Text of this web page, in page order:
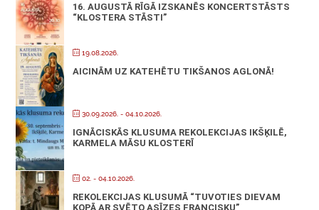
16. AUGUSTĀ RĪGĀ IZSKANĒS KONCERTSTĀSTS
“KLOSTERA STĀSTI”
19.08.2026.
AICINĀM UZ KATEHĒTU TIKŠANOS AGLONĀ!
30.09.2026. - 04.10.2026.
IGNĀCISKĀS KLUSUMA REKOLEKCIJAS IKŠĶILĒ,
KARMELA MĀSU KLOSTERĪ
02. - 04.10.2026.
REKOLEKCIJAS KLUSUMĀ “TUVOTIES DIEVAM
KOPĀ AR SVĒTO ASĪZES FRANCISKU”